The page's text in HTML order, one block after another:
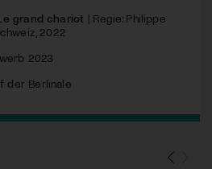
grand chariot | Regie: Philippe
2022
2023
der Berlinale